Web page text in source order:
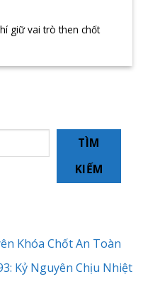
giữ vai trò then chốt
TÌM
KIẾM
Khóa Chốt An Toàn
Kỷ Nguyên Chịu Nhiệt